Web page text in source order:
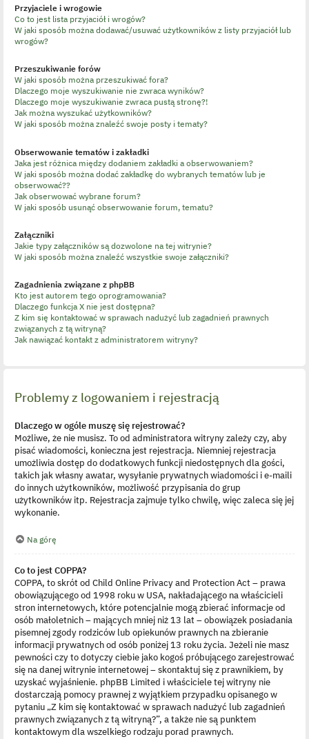
Przyjaciele i wrogowie
Co to jest lista przyjaciół i wrogów?
W jaki sposób można dodawać/usuwać użytkowników z listy przyjaciół lub
wrogów?
Przeszukiwanie forów
W jaki sposób można przeszukiwać fora?
Dlaczego moje wyszukiwanie nie zwraca wyników?
Dlaczego moje wyszukiwanie zwraca pustą stronę?!
Jak można wyszukać użytkowników?
W jaki sposób można znaleźć swoje posty i tematy?
Obserwowanie tematów i zakładki
Jaka jest różnica między dodaniem zakładki a obserwowaniem?
W jaki sposób można dodać zakładkę do wybranych tematów lub je
obserwować??
Jak obserwować wybrane forum?
W jaki sposób usunąć obserwowanie forum, tematu?
Załączniki
Jakie typy załączników są dozwolone na tej witrynie?
W jaki sposób można znaleźć wszystkie swoje załączniki?
Zagadnienia związane z phpBB
Kto jest autorem tego oprogramowania?
Dlaczego funkcja X nie jest dostępna?
Z kim się kontaktować w sprawach nadużyć lub zagadnień prawnych
związanych z tą witryną?
Jak nawiązać kontakt z administratorem witryny?
Problemy z logowaniem i rejestracją
Dlaczego w ogóle muszę się rejestrować?
Możliwe, że nie musisz. To od administratora witryny zależy czy, aby
pisać wiadomości, konieczna jest rejestracja. Niemniej rejestracja
umożliwia dostęp do dodatkowych funkcji niedostępnych dla gości,
takich jak własny awatar, wysyłanie prywatnych wiadomości i e-maili
do innych użytkowników, możliwość przypisania do grup
użytkowników itp. Rejestracja zajmuje tylko chwilę, więc zaleca się jej
wykonanie.
Na górę
Co to jest COPPA?
COPPA, to skrót od Child Online Privacy and Protection Act – prawa
obowiązującego od 1998 roku w USA, nakładającego na właścicieli
stron internetowych, które potencjalnie mogą zbierać informacje od
osób małoletnich – mających mniej niż 13 lat – obowiązek posiadania
pisemnej zgody rodziców lub opiekunów prawnych na zbieranie
informacji prywatnych od osób poniżej 13 roku życia. Jeżeli nie masz
pewności czy to dotyczy ciebie jako kogoś próbującego zarejestrować
się na danej witrynie internetowej – skontaktuj się z prawnikiem, by
uzyskać wyjaśnienie. phpBB Limited i właściciele tej witryny nie
dostarczają pomocy prawnej z wyjątkiem przypadku opisanego w
pytaniu „Z kim się kontaktować w sprawach nadużyć lub zagadnień
prawnych związanych z tą witryną?”, a także nie są punktem
kontaktowym dla wszelkiego rodzaju porad prawnych.